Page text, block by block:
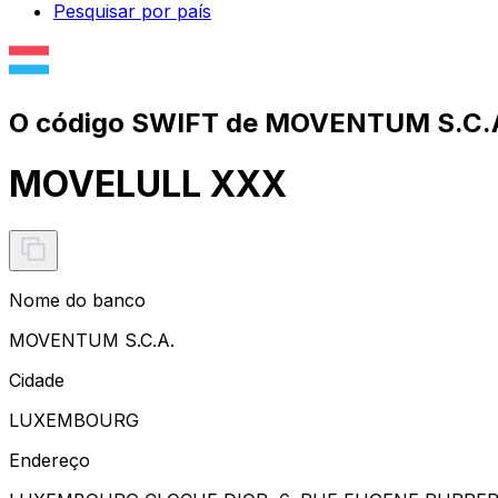
Pesquisar por país
O código SWIFT de MOVENTUM
MOVELULL XXX
Nome do banco
MOVENTUM S.C.A.
Cidade
LUXEMBOURG
Endereço